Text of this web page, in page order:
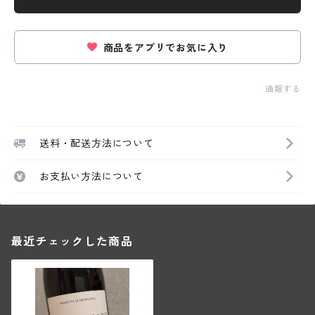
商品をアプリでお気に入り
通報する
送料・配送方法について
お支払い方法について
最近チェックした商品